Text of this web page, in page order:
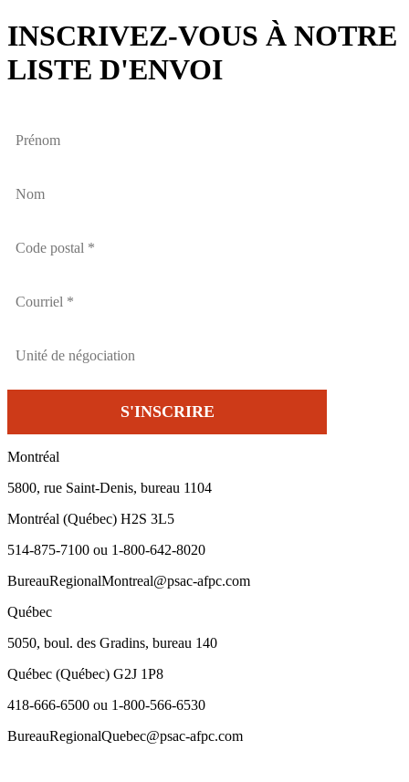
INSCRIVEZ-VOUS À NOTRE
LISTE D'ENVOI
Montréal
5800, rue Saint-Denis, bureau 1104
Montréal (Québec) H2S 3L5
514-875-7100 ou 1-800-642-8020
BureauRegionalMontreal@psac-afpc.com
Québec
5050, boul. des Gradins, bureau 140
Québec (Québec) G2J 1P8
418-666-6500 ou 1-800-566-6530
BureauRegionalQuebec@psac-afpc.com